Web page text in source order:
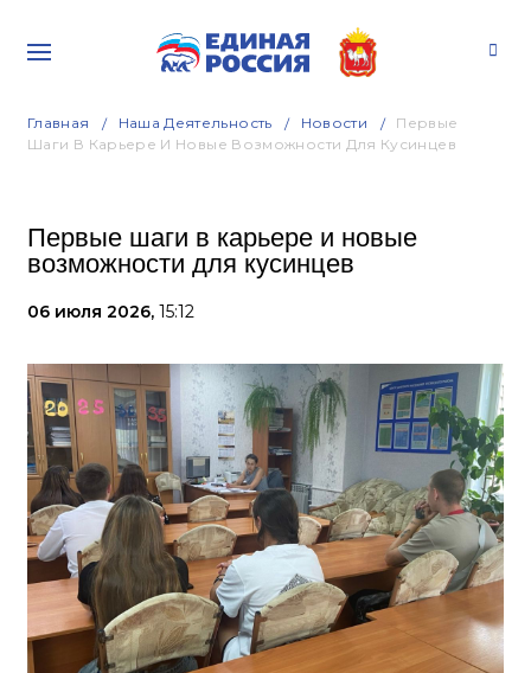
Главная Наша Деятельность Новости
Первые
Шаги В Карьере И Новые Возможности Для Кусинцев
Первые шаги в карьере и новые
возможности для кусинцев
06 июля 2026, 15:12